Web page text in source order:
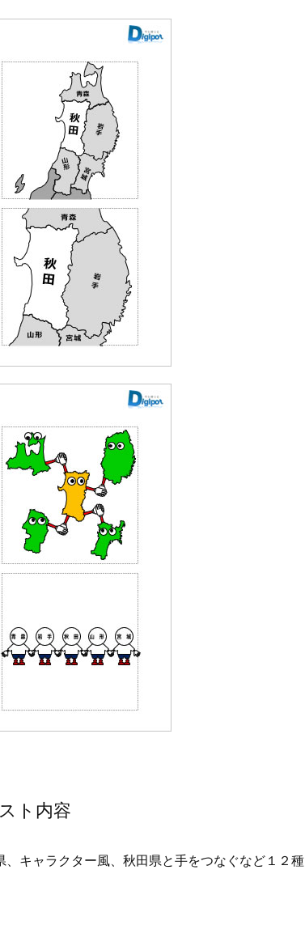
ト内容
キャラクター風、秋田県と手をつなぐなど１２種